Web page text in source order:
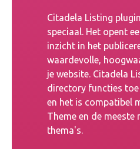
Citadela Listing
speciaal. Het opent
inzicht in het
waardevolle,
je website. Citadela
directory functies toe
en het is compatibel
Theme en de meeste
thema's.